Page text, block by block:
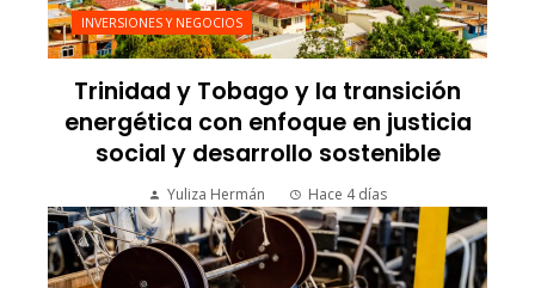
INVERSIONES Y NEGOCIOS
Trinidad y Tobago y la transición
energética con enfoque en justicia
social y desarrollo sostenible
Yuliza Hermán Hace 4 días